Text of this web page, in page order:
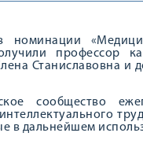
профессор
Станиславовна и
сообщество
в дальнейшем